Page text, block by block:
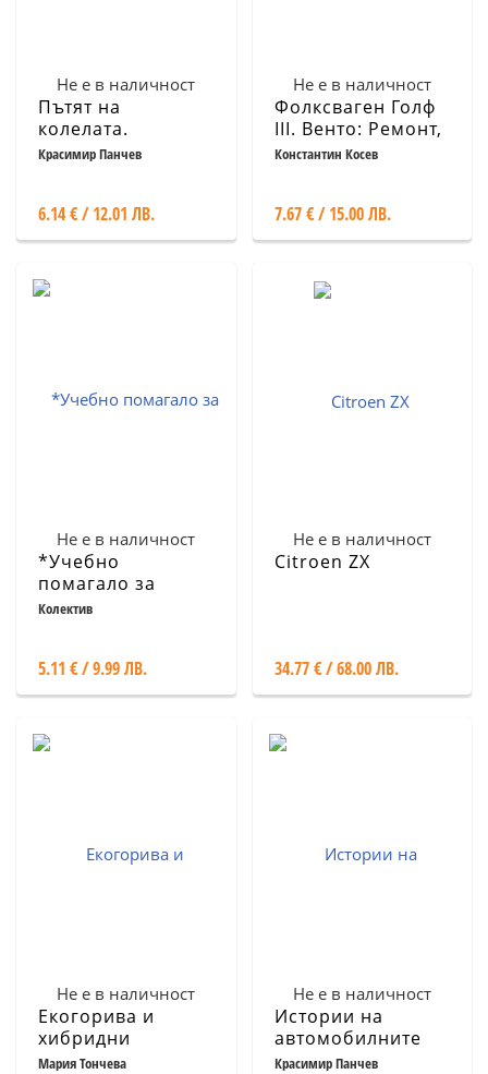
Не е в наличност
Пътят на
колелата.
Хронология на
автомобилизацията
Красимир Панчев
6.14 € / 12.01 ЛВ.
Не е в наличност
Фолксваген Голф
III. Венто: Ремонт,
експлоатация,
Константин Косев
7.67 € / 15.00 ЛВ.
Не е в наличност
*Учебно
помагало за
придобиване на
МПС/2006
Колектив
5.11 € / 9.99 ЛВ.
Не е в наличност
Citroen ZX
34.77 € / 68.00 ЛВ.
Не е в наличност
Екогорива и
хибридни
автомобили
Мария Тончева
Не е в наличност
Истории на
автомобилните
марки
Красимир Панчев